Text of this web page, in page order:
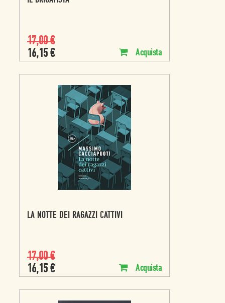
17,00€
16,15 € Acquista
LA NOTTE DEI RAGAZZI CATTIVI
17,00€
16,15 € Acquista